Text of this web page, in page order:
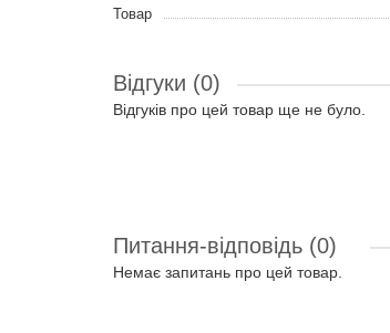
Товар
Відгуки (0)
Відгуків про цей товар ще не було.
Питання-відповідь (0)
Немає запитань про цей товар.